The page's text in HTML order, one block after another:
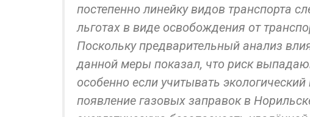
постепенно линейку видов транспорта
льготах в виде освобождения от
Поскольку предварительный анализ
данной меры показал, что риск
особенно если учитывать
появление газовых заправок в